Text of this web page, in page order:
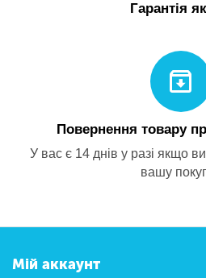
Гарантія
Повернення товару
У вас є 14 днів у разі якщо
вашу
Мій аккаунт